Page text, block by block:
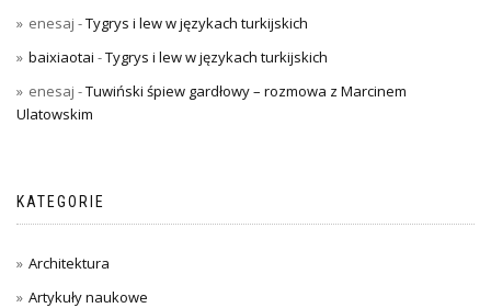
enesaj -Tygrys i lew w językach turkijskich
baixiaotai -Tygrys i lew w językach turkijskich
enesaj -Tuwiński śpiew gardłowy – rozmowa z Marcinem
Ulatowskim
KATEGORIE
Architektura
Artykuły naukowe